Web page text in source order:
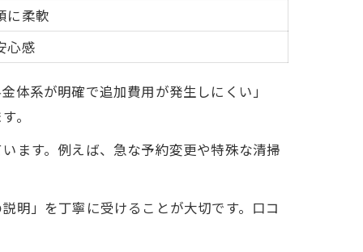
に柔軟
心感
体系が明確で追加費用が発生しにくい」
。
ます。例えば、急な予約変更や特殊な清掃
明」を丁寧に受けることが大切です。口コ